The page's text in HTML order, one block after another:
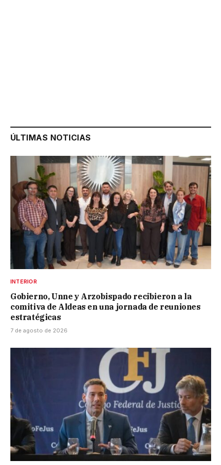
ÚLTIMAS NOTICIAS
INTERIOR
Gobierno, Unne y Arzobispado recibieron a la
comitiva de Aldeas en una jornada de reuniones
estratégicas
7 de agosto de 2026